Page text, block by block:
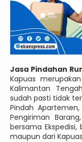
Jasa Pindahan
Kapuas
Kalimantan
sudah pasti tidak
Pindah
Pengiriman
bersama Ekspedisi,
maupun dari